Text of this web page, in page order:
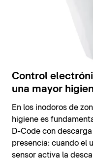
Control
una mayor
En los inodoros de
higiene es
D-Code con
presencia: cuando el
sensor activa la